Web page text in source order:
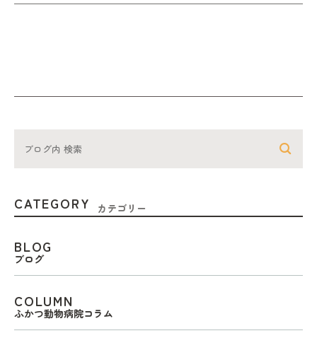
CATEGORY カテゴリー
BLOG
ブログ
COLUMN
ふかつ動物病院コラム